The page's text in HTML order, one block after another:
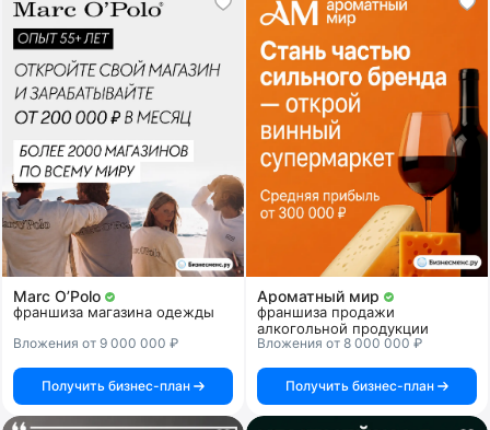
Marc O’Polo
франшиза магазина одежды
Вложения от 9 000 000 ₽
Получить бизнес-план
Ароматный мир
франшиза продажи
алкогольной продукции
Вложения от 8 000 000 ₽
Получить бизнес-план